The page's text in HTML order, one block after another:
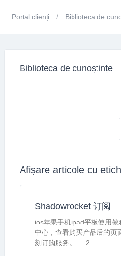
Portal clienți Biblioteca de
Biblioteca de cunoștințe
Afișare articole cu
Shadowrocket 订阅
ios苹果手机ipad平板使用
中心，查看购买产品后的页
刻订购服务。 2....